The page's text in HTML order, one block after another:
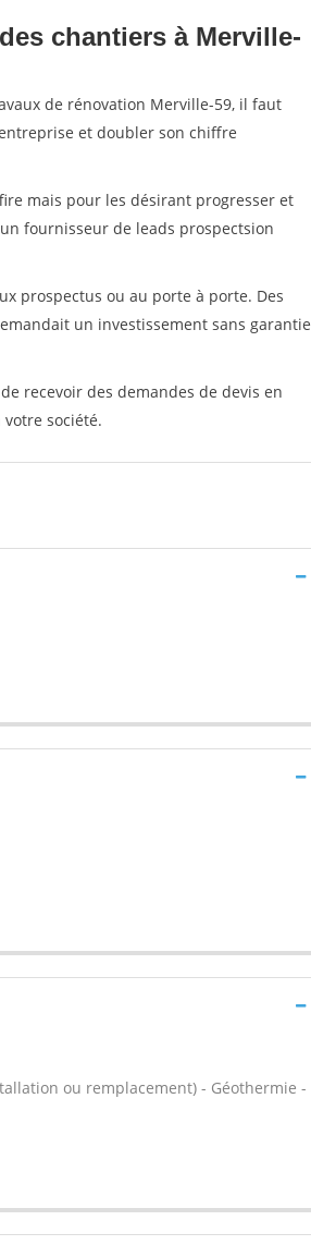
chantiers à Merville-
de rénovation Merville-59, il faut
et doubler son chiffre
mais pour les désirant progresser et
fournisseur de leads prospectsion
prospectus ou au porte à porte. Des
un investissement sans garantie
recevoir des demandes de devis en
société.
ou remplacement) - Géothermie -